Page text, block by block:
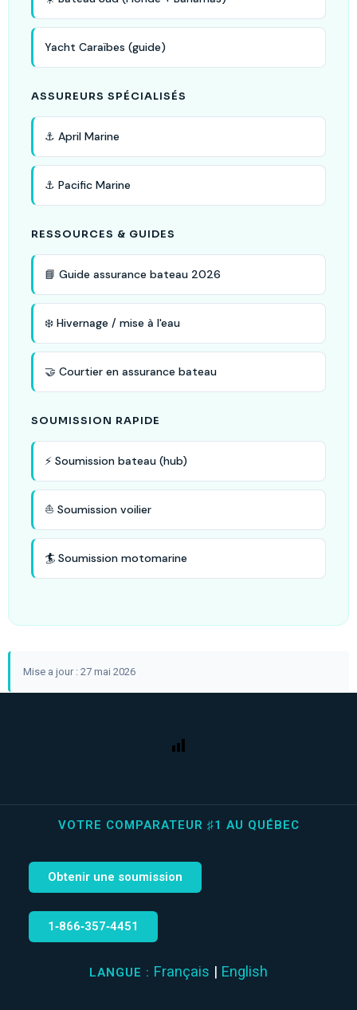
Yacht Caraïbes (guide)
ASSUREURS SPÉCIALISÉS
⚓ April Marine
⚓ Pacific Marine
RESSOURCES & GUIDES
📘 Guide assurance bateau 2026
❄️ Hivernage / mise à l'eau
🤝 Courtier en assurance bateau
SOUMISSION RAPIDE
⚡ Soumission bateau (hub)
⛵ Soumission voilier
🏄 Soumission motomarine
Mise a jour : 27 mai 2026
VOTRE COMPARATEUR ♯1 AU QUÉBEC
Obtenir une soumission
1‑866‑357‑4451
LANGUE : Français | English